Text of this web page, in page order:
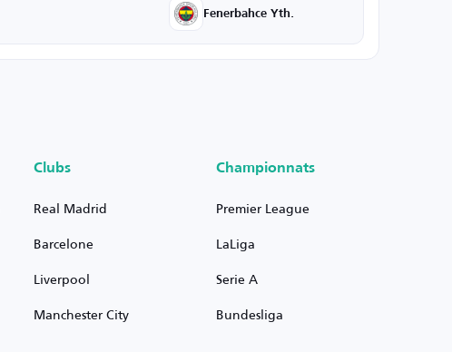
Fenerbahce Yth.
Clubs
Real Madrid
Barcelone
Liverpool
Manchester City
Championnats
Premier League
LaLiga
Serie A
Bundesliga